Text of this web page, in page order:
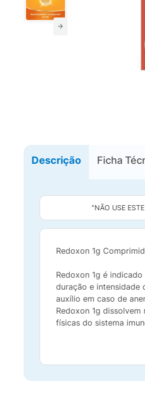
Descrição Ficha
"NÃO USE
Redoxon 1g
Redoxon 1g é
duração e intensidade
auxílio em caso de
Redoxon 1g
físicas do sistema